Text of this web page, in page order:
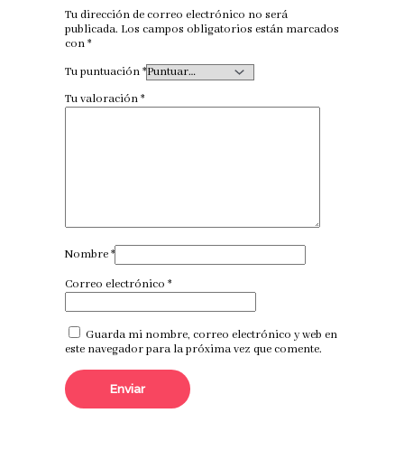
Tu dirección de correo electrónico no será
publicada. Los campos obligatorios están marcados
con*
Tu puntuación*
Tu valoración*
Nombre*
Correo electrónico *
Guarda mi nombre, correo electrónico y web en
este navegador para la próxima vez que comente.